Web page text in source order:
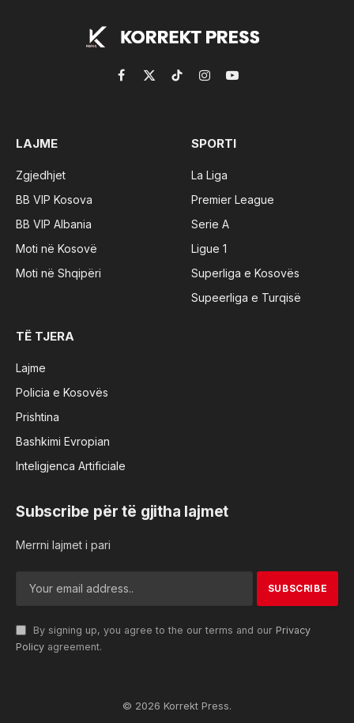
Facebook
X
TikTokInstagramYouTube
LAJME
Zgjedhjet
BB VIP Kosova
BB VIP Albania
Moti në Kosovë
Moti në Shqipëri
SPORTI
La Liga
Premier League
Serie A
Ligue 1
Superliga e Kosovës
Supeerliga e Turqisë
TË TJERA
Lajme
Policia e Kosovës
Prishtina
Bashkimi Evropian
Inteligjenca Artificiale
Subscribe për të gjitha lajmet
Merrni lajmet i pari
By signing up, you agree to the our terms and our Privacy
Policy agreement.
© 2026 Korrekt Press.